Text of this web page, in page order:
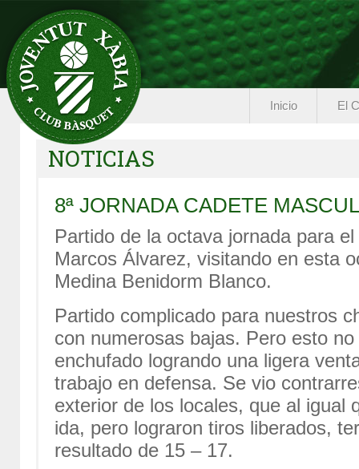
Inicio El
NOTICIAS
8ª JORNADA CADETE
Partido de la octava jornada para
Marcos Álvarez, visitando en esta
Medina Benidorm Blanco.
Partido complicado para nuestros
con numerosas bajas. Pero esto
enchufado logrando una ligera
trabajo en defensa. Se vio
exterior de los locales, que al igual
ida, pero lograron tiros liberados,
resultado de 15 – 17.